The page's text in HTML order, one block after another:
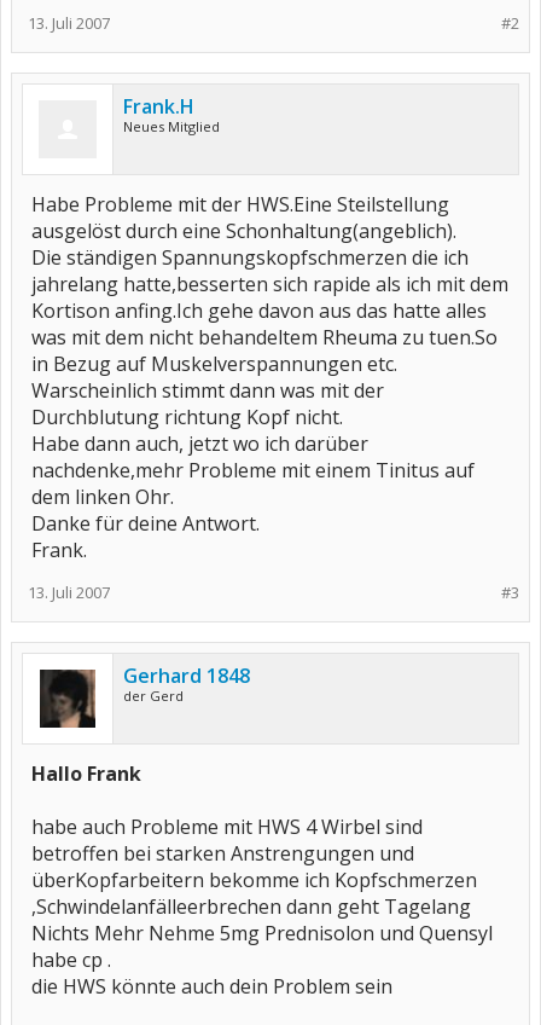
#2
13. Juli 2007
Frank.H
Neues Mitglied
Habe Probleme mit der HWS.Eine Steilstellung
ausgelöst durch eine Schonhaltung(angeblich).
Die ständigen Spannungskopfschmerzen die ich
jahrelang hatte,besserten sich rapide als ich mit dem
Kortison anfing.Ich gehe davon aus das hatte alles
was mit dem nicht behandeltem Rheuma zu tuen.So
in Bezug auf Muskelverspannungen etc.
Warscheinlich stimmt dann was mit der
Durchblutung richtung Kopf nicht.
Habe dann auch, jetzt wo ich darüber
nachdenke,mehr Probleme mit einem Tinitus auf
dem linken Ohr.
Danke für deine Antwort.
Frank.
#3
13. Juli 2007
Gerhard 1848
der Gerd
Hallo Frank
habe auch Probleme mit HWS 4 Wirbel sind
betroffen bei starken Anstrengungen und
überKopfarbeitern bekomme ich Kopfschmerzen
,Schwindelanfälleerbrechen dann geht Tagelang
Nichts Mehr Nehme 5mg Prednisolon und Quensyl
habe cp .
die HWS könnte auch dein Problem sein